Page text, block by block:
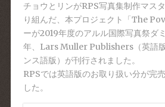
チョウとリンがRPS写真集制作マス
り組んだ、本プロジェクト「The
ーが2019年度のアルル国際写真祭ダ
年、Lars Muller Publishers（英語
ンス語版）が刊行されました。
RPSでは英語版のお取り扱い分が完
した。